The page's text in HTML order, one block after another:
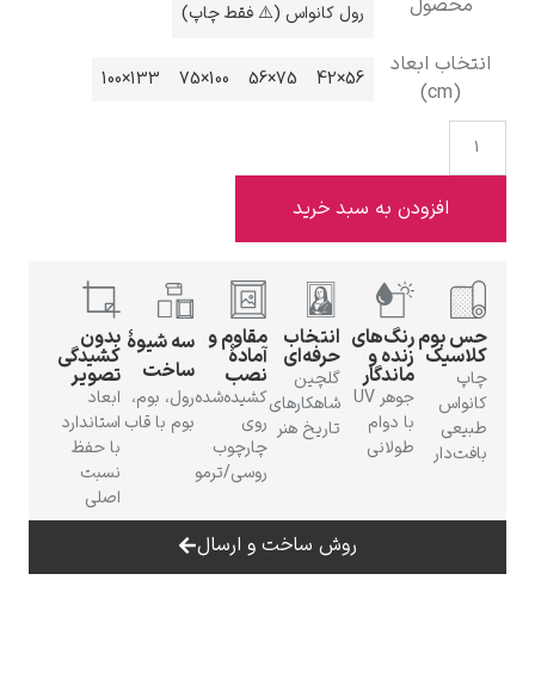
کامی پیسارو
ادوارد هاپر
ادگار دگا
محصول
رول کانواس (⚠️ فقط چاپ)
انتخاب ابعاد
(cm)
56×42
75×56
100×75
133×100
افزودن به سبد خرید
حس بوم
کلاسیک
چاپ
کانواس
طبیعی
بافت‌دار
رنگ‌های
زنده و
ماندگار
جوهر UV
با دوام
طولانی
انتخاب
حرفه‌ای
گلچین
شاهکارهای
تاریخ هنر
مقاوم و
آمادهٔ
نصب
کشیده‌شده
روی
چارچوب
روسی/ترمو
سه شیوهٔ
ساخت
رول، بوم،
بوم با قاب
بدون
کشیدگی
تصویر
ابعاد
استاندارد
با حفظ
نسبت
اصلی
روش ساخت و ارسال